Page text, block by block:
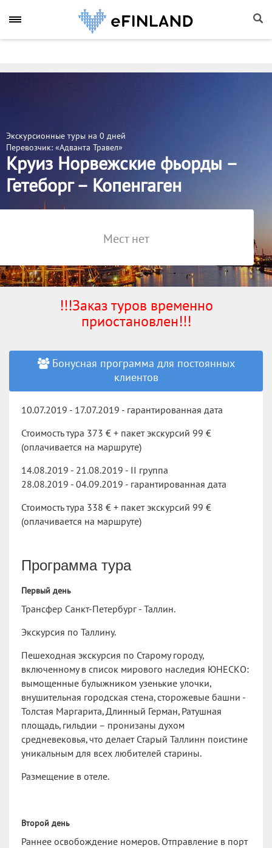
Экскурсионные туры на 0 дней
Перевозчик: «Адванта Травел»
Круиз Норвежские фьорды –
Гетеборг – Копенгаген
Мест нет
!!!Заказ туров временно
приостановлен!!!
Бонусная программа для постоянных
клиентов
10.07.2019 - 17.07.2019 - гарантированная дата
Стоимость тура 373 € + пакет экскурсий 99 €
(оплачивается на маршруте)
14.08.2019 - 21.08.2019 - II группа
28.08.2019 - 04.09.2019 - гарантированная дата
Стоимость тура 338 € + пакет экскурсий 99 €
(оплачивается на маршруте)
Программа тура
Первый день
Трансфер Санкт-Петербург - Таллин.
Экскурсия по Таллину.
Пешеходная экскурсия по Старому городу,
включенному в список мирового наследия ЮНЕСКО:
вымощенные булыжником узенькие улочки,
внушительная городская стена, сторожевые башни -
Толстая Маргарита, Длинный Герман, Ратушная
площадь, гильдии – пронизаны духом
средневековья, что делает Старый Таллинн поистине
уникальным для всех любителей старины.
Размещение в отеле.
Второй день
Раннее освобождение номеров. Отправление в порт